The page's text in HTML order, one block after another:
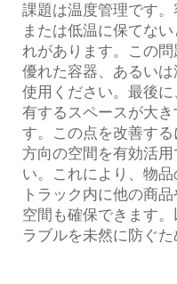
課題は温度管理です
または低温に保てな
れがあります。この
優れた容器、あるい
使用ください。最後
有するスペースが大
す。この点を改善す
方向の空間を有効活
い。これにより、物
トラック内に他の商
空間も確保できます
ラブルを未然に防ぐた